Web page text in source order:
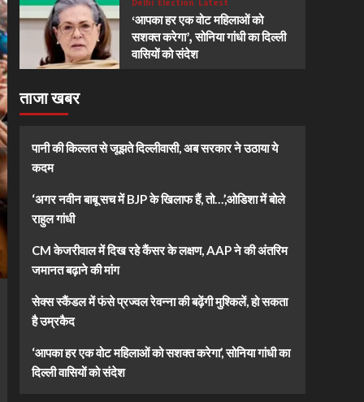
Delhi Election Latest
‘आपका हर एक वोट महिलाओं को
सशक्त करेगा’, सोनिया गांधी का दिल्ली
वासियों को संदेश
ताजा खबर
पानी की किल्लत से जूझते दिल्लीवासी, अब सरकार ने उठाया ये
कदम
‘अगर नवीन बाबू सच में BJP के खिलाफ हैं, तो…’,ओडिशा में बोले
राहुल गांधी
CM केजरीवाल में दिख रहे कैंसर के लक्षण, AAP ने की अंतरिम
जमानत बढ़ाने की मांग
सेक्स स्कैंडल में फंसे प्रज्वल रेवन्ना की बढ़ेंगी मुश्किलें, हो सकता
है उम्रकैद
‘आपका हर एक वोट महिलाओं को सशक्त करेगा’, सोनिया गांधी का
दिल्ली वासियों को संदेश